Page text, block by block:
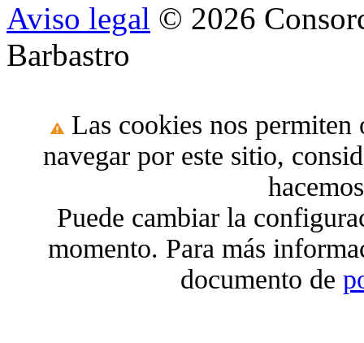
Aviso legal © 2026
Barbastro
Las cookies nos permiten
navegar por este sitio,
Puede cambiar la
momento. Para más
documento de